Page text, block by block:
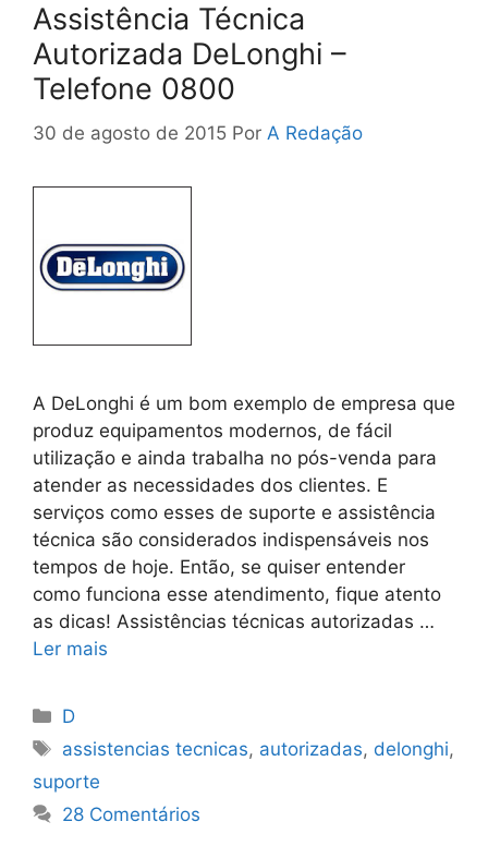
Assistência Técnica
Autorizada DeLonghi –
Telefone 0800
30 de agosto de 2015 Por A Redação
A DeLonghi é um bom exemplo de empresa que
produz equipamentos modernos, de fácil
utilização e ainda trabalha no pós-venda para
atender as necessidades dos clientes. E
serviços como esses de suporte e assistência
técnica são considerados indispensáveis nos
tempos de hoje. Então, se quiser entender
como funciona esse atendimento, fique atento
as dicas! Assistências técnicas autorizadas …
Ler mais
Categorias
D
Tags
assistencias tecnicas, autorizadas, delonghi,
suporte
28 Comentários